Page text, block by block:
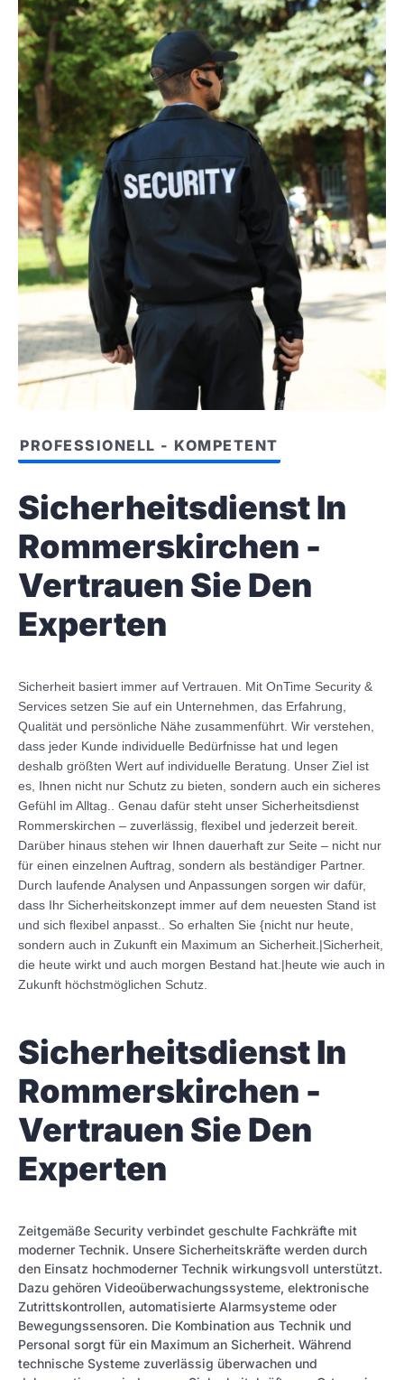
PROFESSIONELL - KOMPETENT
Sicherheitsdienst In
Rommerskirchen -
Vertrauen Sie Den
Experten
Sicherheit basiert immer auf Vertrauen. Mit OnTime Security &
Services setzen Sie auf ein Unternehmen, das Erfahrung,
Qualität und persönliche Nähe zusammenführt. Wir verstehen,
dass jeder Kunde individuelle Bedürfnisse hat und legen
deshalb größten Wert auf individuelle Beratung. Unser Ziel ist
es, Ihnen nicht nur Schutz zu bieten, sondern auch ein sicheres
Gefühl im Alltag.. Genau dafür steht unser Sicherheitsdienst
Rommerskirchen – zuverlässig, flexibel und jederzeit bereit.
Darüber hinaus stehen wir Ihnen dauerhaft zur Seite – nicht nur
für einen einzelnen Auftrag, sondern als beständiger Partner.
Durch laufende Analysen und Anpassungen sorgen wir dafür,
dass Ihr Sicherheitskonzept immer auf dem neuesten Stand ist
und sich flexibel anpasst.. So erhalten Sie {nicht nur heute,
sondern auch in Zukunft ein Maximum an Sicherheit.|Sicherheit,
die heute wirkt und auch morgen Bestand hat.|heute wie auch in
Zukunft höchstmöglichen Schutz.
Sicherheitsdienst In
Rommerskirchen -
Vertrauen Sie Den
Experten
Zeitgemäße Security verbindet geschulte Fachkräfte mit
moderner Technik. Unsere Sicherheitskräfte werden durch
den Einsatz hochmoderner Technik wirkungsvoll unterstützt.
Dazu gehören Videoüberwachungssysteme, elektronische
Zutrittskontrollen, automatisierte Alarmsysteme oder
Bewegungssensoren. Die Kombination aus Technik und
Personal sorgt für ein Maximum an Sicherheit. Während
technische Systeme zuverlässig überwachen und